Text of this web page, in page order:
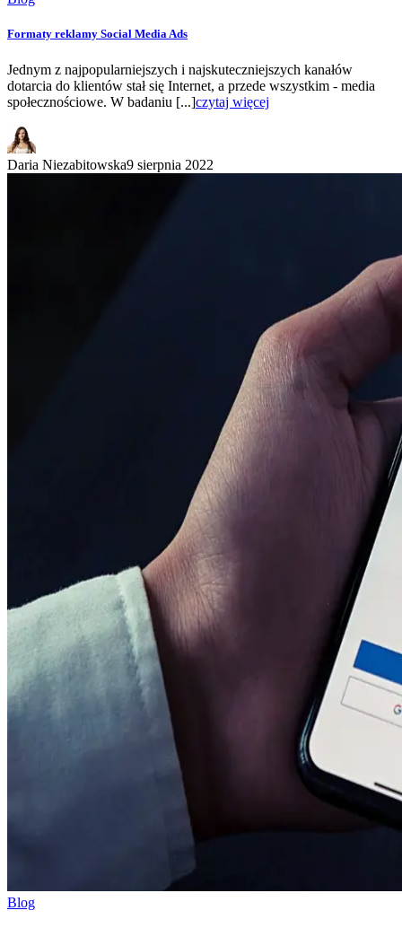
Formaty reklamy Social Media Ads
Jednym z najpopularniejszych i najskuteczniejszych kanałów
dotarcia do klientów stał się Internet, a przede wszystkim - media
społecznościowe. W badaniu [...]czytaj więcej
Daria Niezabitowska9 sierpnia 2022
Blog